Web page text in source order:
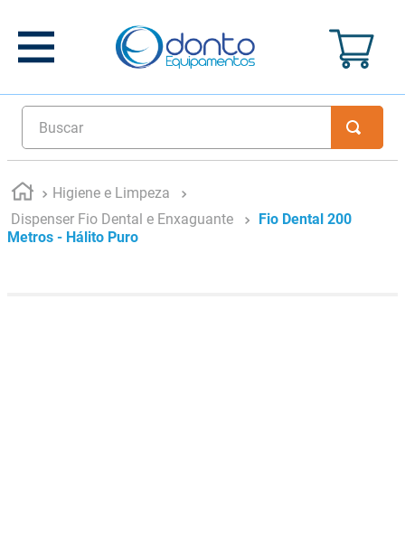
Buscar
Higiene e Limpeza
Dispenser Fio Dental e Enxaguante
Fio Dental 200
Metros - Hálito Puro